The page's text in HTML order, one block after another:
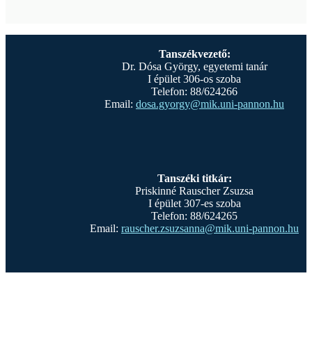
Tanszékvezető:
Dr. Dósa György, egyetemi tanár
I épület 306-os szoba
Telefon: 88/624266
Email: dosa.gyorgy@mik.uni-pannon.hu
Tanszéki titkár:
Priskinné Rauscher Zsuzsa
I épület 307-es szoba
Telefon: 88/624265
Email: rauscher.zsuzsanna@mik.uni-pannon.hu